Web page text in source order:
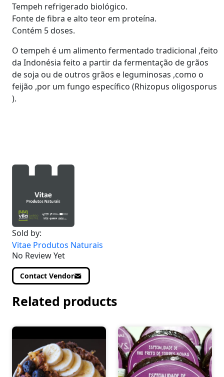
Tempeh refrigerado biológico.
Fonte de fibra e alto teor em proteína.
Contém 5 doses.
O tempeh é um alimento fermentado tradicional ,feito
da Indonésia feito a partir da fermentação de grãos
de soja ou de outros grãos e leguminosas ,como o
feijão ,por um fungo específico (Rhizopus oligosporus
).
Sold by:
Vitae Produtos Naturais
No Review Yet
Contact Vendor
Related products